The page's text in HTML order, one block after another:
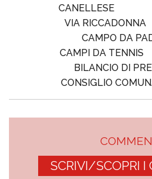
CANELLESE
VIA RICCADONNA
CAMPO DA
CAMPI DA TENNIS
BILANCIO DI
CONSIGLIO
SCRIVI/SCOPRI I